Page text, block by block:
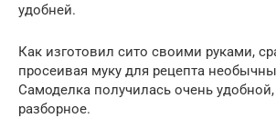
удобней.
Как изготовил сито своими руками,
просеивая муку для рецепта
Самоделка получилась очень удобной,
разборное.